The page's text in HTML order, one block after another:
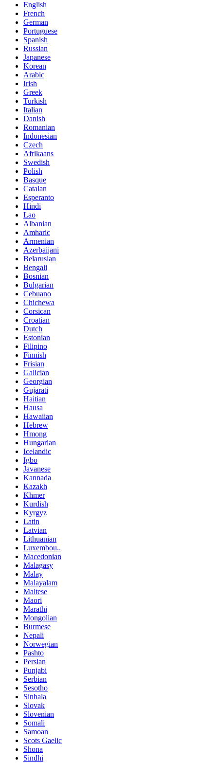
English
French
German
Portuguese
Spanish
Russian
Japanese
Korean
Arabic
Irish
Greek
Turkish
Italian
Danish
Romanian
Indonesian
Czech
Afrikaans
Swedish
Polish
Basque
Catalan
Esperanto
Hindi
Lao
Albanian
Amharic
Armenian
Azerbaijani
Belarusian
Bengali
Bosnian
Bulgarian
Cebuano
Chichewa
Corsican
Croatian
Dutch
Estonian
Filipino
Finnish
Frisian
Galician
Georgian
Gujarati
Haitian
Hausa
Hawaiian
Hebrew
Hmong
Hungarian
Icelandic
Igbo
Javanese
Kannada
Kazakh
Khmer
Kurdish
Kyrgyz
Latin
Latvian
Lithuanian
Luxembou..
Macedonian
Malagasy
Malay
Malayalam
Maltese
Maori
Marathi
Mongolian
Burmese
Nepali
Norwegian
Pashto
Persian
Punjabi
Serbian
Sesotho
Sinhala
Slovak
Slovenian
Somali
Samoan
Scots Gaelic
Shona
Sindhi